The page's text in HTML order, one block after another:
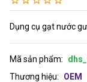
Dụng cụ gạt nước
Mã sản phẩm:
Thương hiệu:
OEM